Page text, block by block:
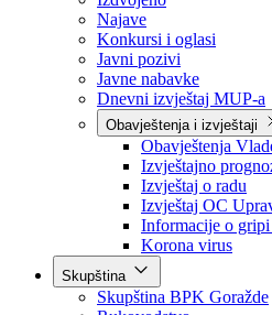
Aktuelno
Sve vijesti
Izdvojeno
Najave
Konkursi i oglasi
Javni pozivi
Javne nabavke
Dnevni izvještaj MUP-a
Obavještenja i izvještaji
Obavještenja
Izvještajno
Izvještaj o radu
Izvještaj OC
Informacije o gripi
Korona virus